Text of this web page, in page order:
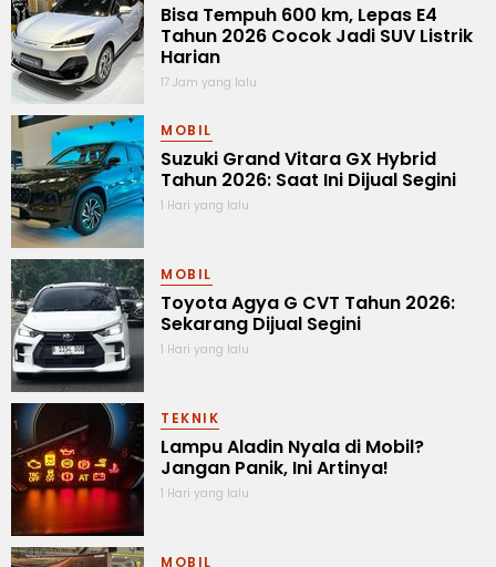
Bisa Tempuh 600 km, Lepas E4
Tahun 2026 Cocok Jadi SUV Listrik
Harian
17 Jam yang lalu
MOBIL
Suzuki Grand Vitara GX Hybrid
Tahun 2026: Saat Ini Dijual Segini
1 Hari yang lalu
MOBIL
Toyota Agya G CVT Tahun 2026:
Sekarang Dijual Segini
1 Hari yang lalu
TEKNIK
Lampu Aladin Nyala di Mobil?
Jangan Panik, Ini Artinya!
1 Hari yang lalu
MOBIL